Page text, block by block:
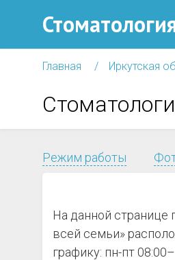
Главная Иркутская
Режим работы
На данной странице
всей семьи»
графику: пн-пт